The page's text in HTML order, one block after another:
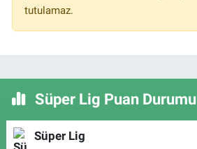
tutulamaz.
Süper Lig Puan Durumu
Süper Lig